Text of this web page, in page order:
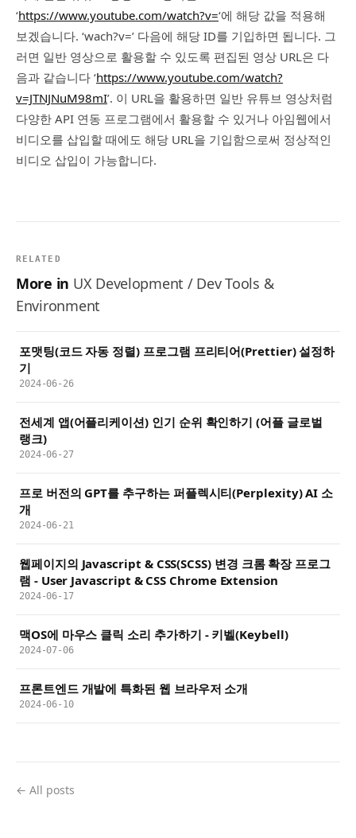
‘https://www.youtube.com/watch?v=‘에 해당 값을 적용해
보겠습니다. ‘wach?v=’ 다음에 해당 ID를 기입하면 됩니다. 그
러면 일반 영상으로 활용할 수 있도록 편집된 영상 URL은 다
음과 같습니다 ‘https://www.youtube.com/watch?
v=JTNJNuM98mI’. 이 URL을 활용하면 일반 유튜브 영상처럼
다양한 API 연동 프로그램에서 활용할 수 있거나 아임웹에서
비디오를 삽입할 때에도 해당 URL을 기입함으로써 정상적인
비디오 삽입이 가능합니다.
RELATED
More in UX Development / Dev Tools &
Environment
포맷팅(코드 자동 정렬) 프로그램 프리티어(Prettier) 설정하
기
2024-06-26
전세계 앱(어플리케이션) 인기 순위 확인하기 (어플 글로벌
랭크)
2024-06-27
프로 버전의 GPT를 추구하는 퍼플렉시티(Perplexity) AI 소
개
2024-06-21
웹페이지의 Javascript & CSS(SCSS) 변경 크롬 확장 프로그
램 - User Javascript & CSS Chrome Extension
2024-06-17
맥OS에 마우스 클릭 소리 추가하기 - 키벨(Keybell)
2024-07-06
프론트엔드 개발에 특화된 웹 브라우저 소개
2024-06-10
← All posts